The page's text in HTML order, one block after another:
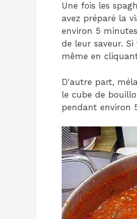
Une fois les
avez préparé la
environ 5
de leur saveur.
même en
D'autre part,
le cube de
pendant environ